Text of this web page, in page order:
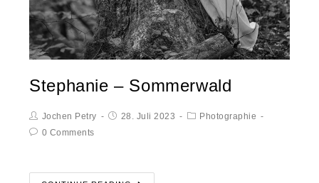
Stephanie – Sommerwald
Jochen Petry 28. Juli 2023
Photographie
0 Comments